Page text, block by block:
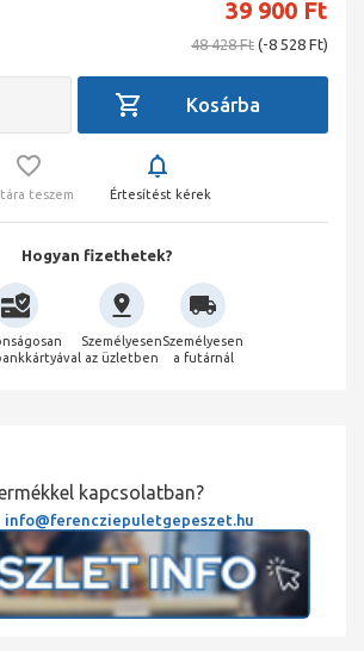
39 900 Ft
48 428 Ft (-8 528 Ft)
teszem Értesítést kérek
Hogyan fizethetek?
Személyesen
az üzletben
Személyesen
a futárnál
kapcsolatban?
info@ferencziepuletgepeszet.hu